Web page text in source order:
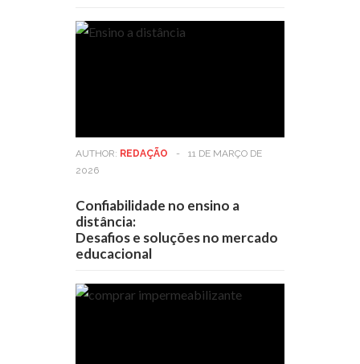
AUTHOR: REDAÇÃO -
11 DE MARÇO DE
2026
Confiabilidade no ensino a
distância:
Desafios e soluções no mercado
educacional